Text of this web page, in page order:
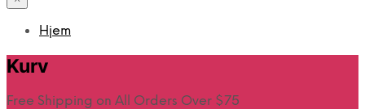
Hjem
Kurv
Free Shipping on All Orders Over $75